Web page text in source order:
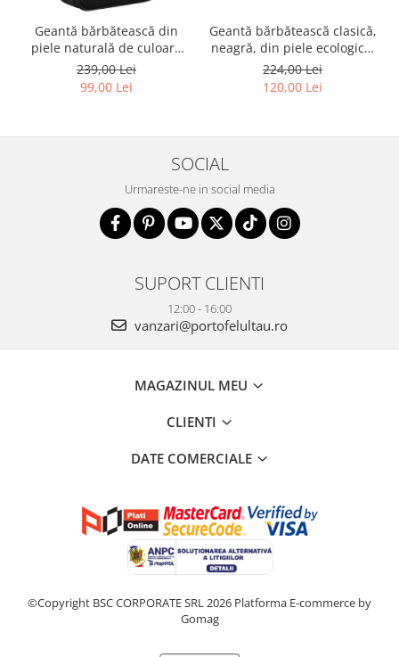
Geantă bărbătească din
piele naturală de culoare
neagră - Rovicky PTR-R-ST7-
01-7571-BLACK
239,00 Lei
99,00 Lei
Geantă bărbătească clasică,
neagră, din piele ecologică,
cu fermoar - Rovicky PTR-R-
SDR-01-1631 BLACK
224,00 Lei
120,00 Lei
SOCIAL
Urmareste-ne in social media
SUPORT CLIENTI
12:00 - 16:00
vanzari@portofelultau.ro
MAGAZINUL MEU
CLIENTI
DATE COMERCIALE
©Copyright BSC CORPORATE SRL 2026 Platforma E-commerce by
Gomag